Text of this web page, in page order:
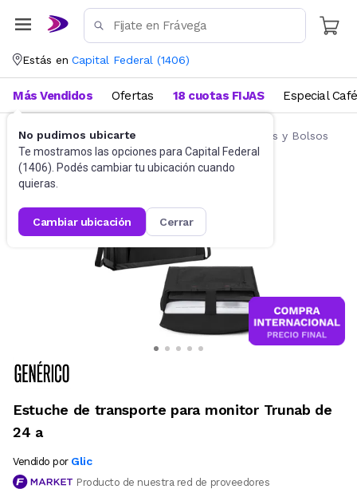
Estás en Capital Federal (1406)
No pudimos ubicarte
Te mostramos las opciones para Capital Federal
(1406). Podés cambiar tu ubicación cuando
quieras.
cambiar ubicación cerrar
Más Vendidos Ofertas 18 cuotas FIJAS Especial Café
Accesorios de Informática Fundas, Estuches y Bolsos
Estuche de transporte para monitor Trunab de
24 a
Vendido por Glic
Producto de nuestra red de proveedores